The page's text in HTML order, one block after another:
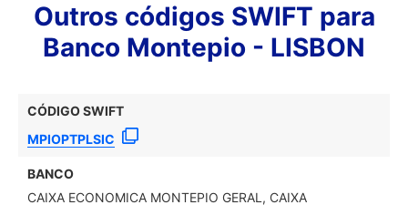
Outros códigos SWIFT para
Banco Montepio - LISBON
CÓDIGO SWIFT
MPIOPTPLSIC
BANCO
CAIXA ECONOMICA MONTEPIO GERAL, CAIXA